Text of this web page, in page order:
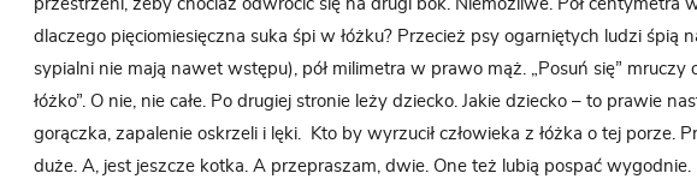
przestrzeni, żeby chociaż odwrócić się na drugi bok. Niemożliwe. Pół centymetra
dlaczego pięciomiesięczna suka śpi w łóżku? Przecież psy ogarniętych ludzi śpią
sypialni nie mają nawet wstępu), pół milimetra w prawo mąż. „Posuń się” mruczy
łóżko”. O nie, nie całe. Po drugiej stronie leży dziecko. Jakie dziecko – to prawie
gorączka, zapalenie oskrzeli i lęki.
Kto by wyrzucił człowieka z łóżka o tej porze.
duże. A, jest jeszcze kotka. A przepraszam, dwie. One też lubią pospać